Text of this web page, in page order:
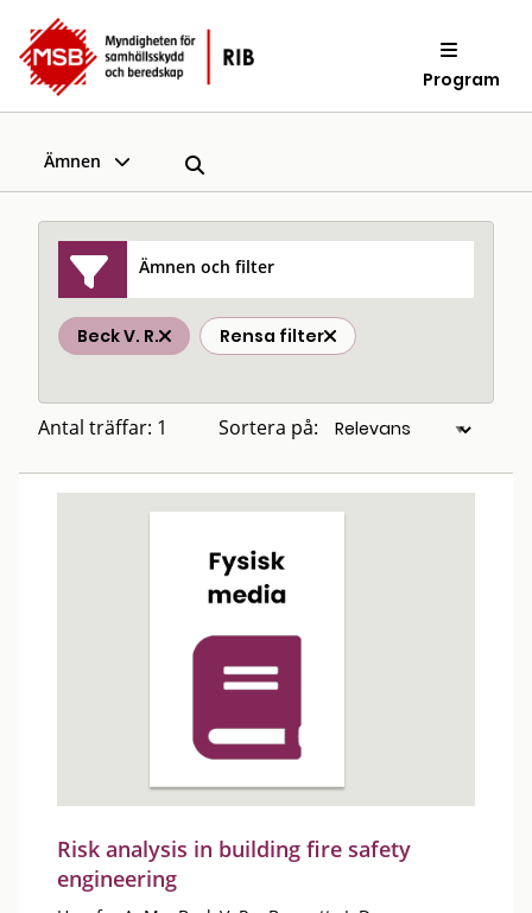
Program
Ämnen
Ämnen och filter
Beck V. R. Rensa filter
Antal träffar: 1 Sortera på:
Risk analysis in building fire safety
engineering